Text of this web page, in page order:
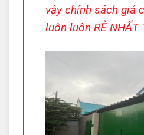
vậy chính sách giá
luôn luôn RẺ NHẤT